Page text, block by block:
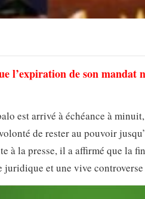
l’expiration de son mandat
est arrivé à échéance à
de rester au pouvoir
à la presse, il a affirmé que la
juridique et une vive